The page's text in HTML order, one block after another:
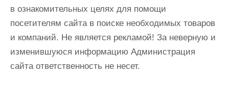
в ознакомительных целях для помощи
посетителям сайта в поиске необходимых товаров
и компаний. Не является рекламой! За неверную и
изменившуюся информацию Администрация
сайта ответственность не несет.